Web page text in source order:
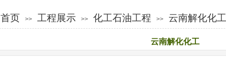
首页 >> 工程展示 >> 化工石油工程 >> 云南解化化工
云南解化化工